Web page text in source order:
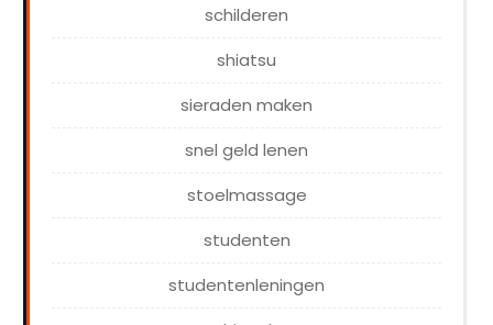
schilderen
shiatsu
sieraden maken
snel geld lenen
stoelmassage
studenten
studentenleningen